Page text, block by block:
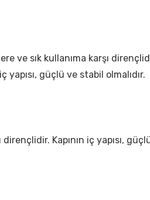
ve sık kullanıma karşı
güçlü ve stabil olmalıdır.
Kapının iç yapısı,